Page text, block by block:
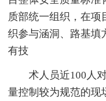
质部统一组织，在项
织参与涵洞、路基填
有技
术人员近100人
量控制较为规范的现